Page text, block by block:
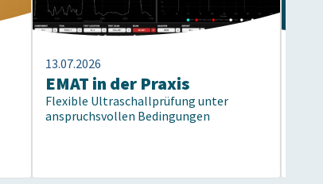
13.07.2026
EMAT in der Praxis
Flexible Ultraschallprüfung unter
anspruchsvollen Bedingungen